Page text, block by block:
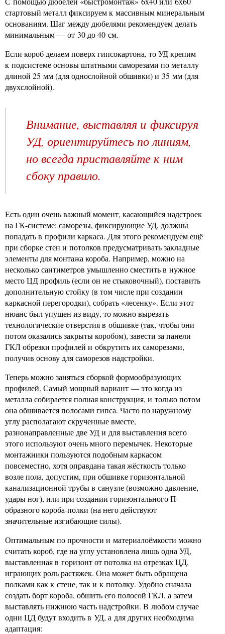
стартовый металл фиксируем к массивным минеральным
основаниям. Шаг между дюбелями рекомендуем делать
минимальным — от 30 до 40 см.
Если короб делаем поверх гипсокартона, то УД крепим
к подсистеме основы штатными саморезами по металлу
длиной 25 мм (для однослойной обшивки) и 35 мм (для
двухслойной).
Внимание, выставляя и фиксируя
УД, ориентируйтесь по линиям,
но всегда приставляйте к ним
сбоку правило.
Есть один очень важный момент, касающийся надстроек
на ГК-системе: саморезы, фиксирующие УД, должны
попадать в профили каркаса. Для этого рекомендуем ещё
при сборке стен и потолков предусматривать закладные
элементы для монтажа короба. Например, можно на
несколько сантиметров умышленно сместить в нужное
место ЦД профиль (если он не стыковочный), поставить
дополнительную стойку (в том числе при создании
каркасной перегородки), собрать «лесенку». Если этот
нюанс был упущен из виду, то можно вырезать
технологические отверстия в обшивке (так, чтобы они
потом оказались закрыты коробом), завести за панели
ГКЛ обрезки профилей и обкрутить их саморезами,
получив основу для саморезов надстройки.
Теперь можно заняться сборкой формообразующих
профилей. Самый мощный вариант — это когда из
металла собирается полная конструкция, и только потом
она обшивается полосами гипса. Часто по наружному
углу располагают скрученные вместе,
разнонаправленные две УД и для выставления всего
этого используют очень много перемычек. Некоторые
монтажники пользуются подобным каркасом
повсеместно, хотя оправдана такая жёсткость только
возле пола, допустим, при обшивке горизонтальной
канализационной трубы в санузле (возможно давление,
удары ног), или при создании горизонтального П-
образного короба-полки (на него действуют
значительные изгибающие силы).
Оптимальным по прочности и материалоёмкости можно
считать короб, где на углу установлена лишь одна УД,
выставленная в горизонт от потолка на отрезках ЦД,
играющих роль растяжек. Она может быть обращена
полками как к стене, так и к потолку. Удобно сначала
создать борт короба, обшить его полосой ГКЛ, а затем
выставлять нижнюю часть надстройки. В любом случае
одни ЦД будут входить в УД, а для других необходима
адаптация: